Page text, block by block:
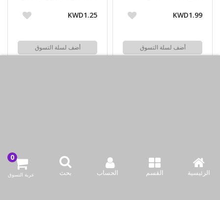
الرئيسية القسم الحساب بحث عربة التسوق
KWD1.99
أضف لسلة التسوق
KWD1.25
أضف لسلة التسوق
شركة بازاركوم للتجهيزات الغدائية